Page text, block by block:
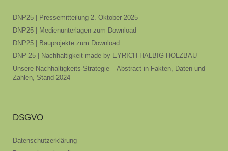
DNP25 | Pressemitteilung 2. Oktober 2025
DNP25 | Medienunterlagen zum Download
DNP25 | Bauprojekte zum Download
DNP 25 | Nachhaltigkeit made by EYRICH-HALBIG HOLZBAU
Unsere Nachhaltigkeits-Strategie – Abstract in Fakten, Daten und
Zahlen, Stand 2024
DSGVO
Datenschutzerklärung